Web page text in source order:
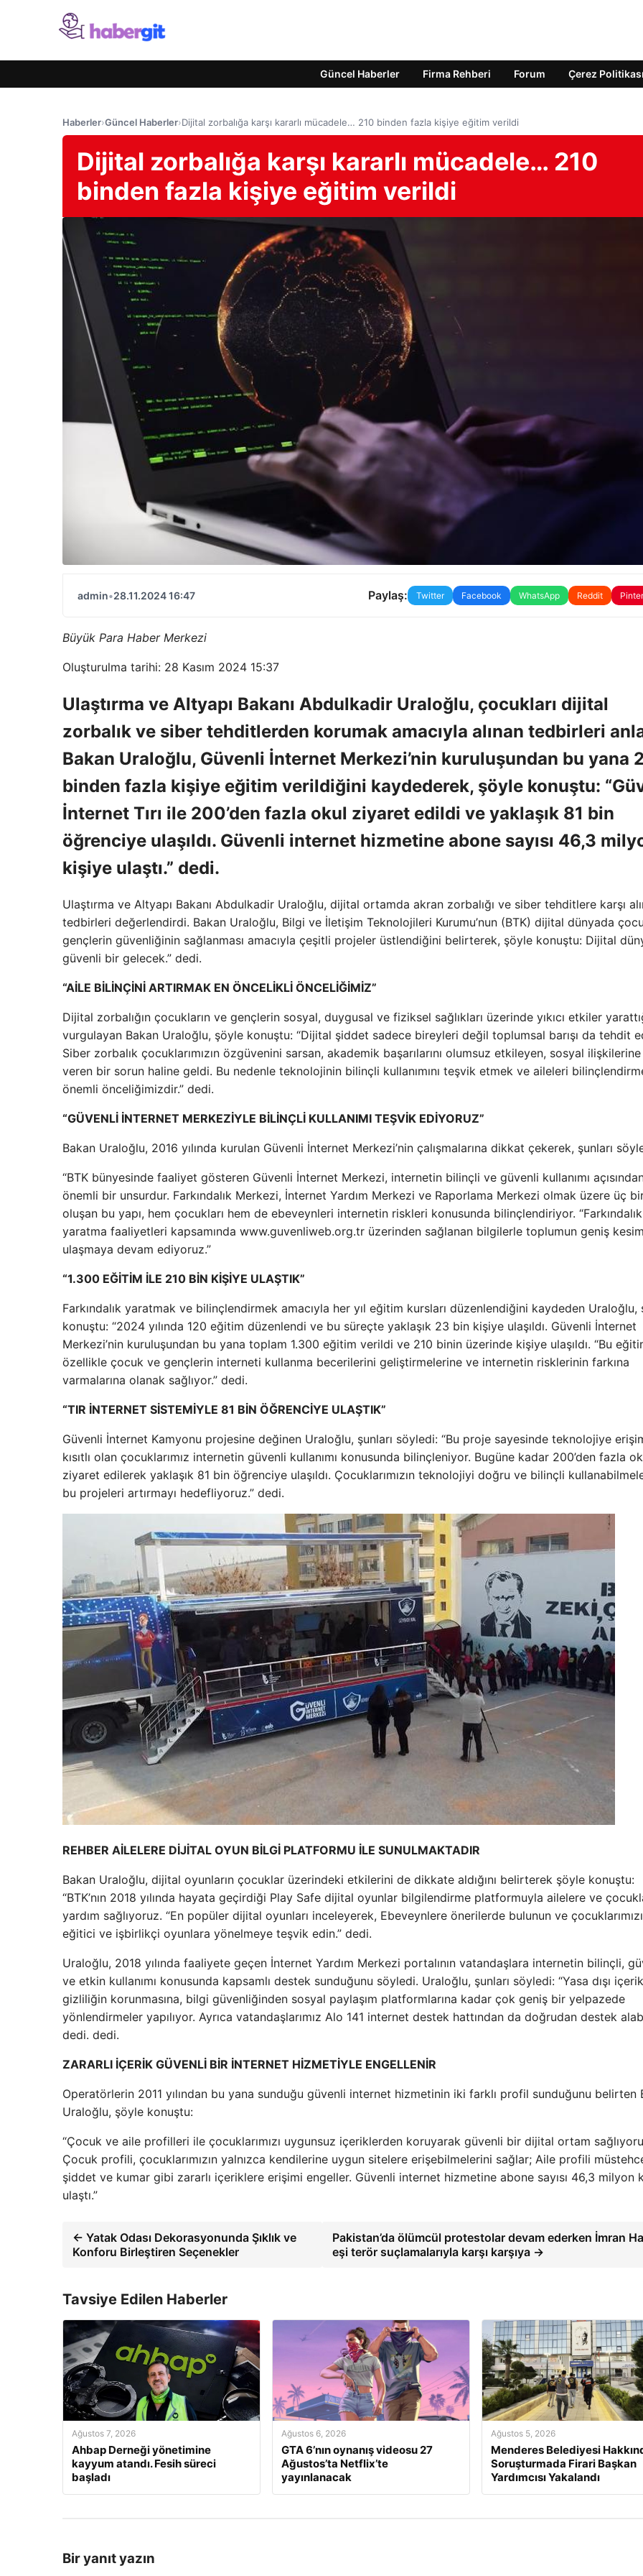
Güncel Haberler Firma Rehberi Forum Çerez
Haberler›Güncel Haberler›Dijital zorbalığa karşı kararlı mücadele… 210 binden fazla kişiye eğitim verildi
Dijital zorbalığa karşı kararlı mücadele… 210
binden fazla kişiye eğitim verildi
admin•28.11.2024 16:47 Paylaş: Twitter Facebook WhatsApp Reddit
Büyük Para Haber Merkezi
Oluşturulma tarihi: 28 Kasım 2024 15:37
Ulaştırma ve Altyapı Bakanı Abdulkadir Uraloğlu, çocukları dijital
zorbalık ve siber tehditlerden korumak amacıyla alınan tedbirleri
Bakan Uraloğlu, Güvenli İnternet Merkezi’nin kuruluşundan bu yana
binden fazla kişiye eğitim verildiğini kaydederek, şöyle konuştu:
İnternet Tırı ile 200’den fazla okul ziyaret edildi ve yaklaşık 81 bin
öğrenciye ulaşıldı. Güvenli internet hizmetine abone sayısı 46,3
kişiye ulaştı.” dedi.
Ulaştırma ve Altyapı Bakanı Abdulkadir Uraloğlu, dijital ortamda akran zorbalığı ve siber tehditlere karşı
tedbirleri değerlendirdi. Bakan Uraloğlu, Bilgi ve İletişim Teknolojileri Kurumu’nun (BTK) dijital dünyada
gençlerin güvenliğinin sağlanması amacıyla çeşitli projeler üstlendiğini belirterek, şöyle konuştu: Dijital
güvenli bir gelecek.” dedi.
“AİLE BİLİNÇİNİ ARTIRMAK EN ÖNCELİKLİ ÖNCELİĞİMİZ”
Dijital zorbalığın çocukların ve gençlerin sosyal, duygusal ve fiziksel sağlıkları üzerinde yıkıcı etkiler
vurgulayan Bakan Uraloğlu, şöyle konuştu: “Dijital şiddet sadece bireyleri değil toplumsal barışı da tehdit
Siber zorbalık çocuklarımızın özgüvenini sarsan, akademik başarılarını olumsuz etkileyen, sosyal
veren bir sorun haline geldi. Bu nedenle teknolojinin bilinçli kullanımını teşvik etmek ve aileleri
önemli önceliğimizdir.” dedi.
“GÜVENLİ İNTERNET MERKEZİYLE BİLİNÇLİ KULLANIMI TEŞVİK EDİYORUZ”
Bakan Uraloğlu, 2016 yılında kurulan Güvenli İnternet Merkezi’nin çalışmalarına dikkat çekerek, şunları
“BTK bünyesinde faaliyet gösteren Güvenli İnternet Merkezi, internetin bilinçli ve güvenli kullanımı
önemli bir unsurdur. Farkındalık Merkezi, İnternet Yardım Merkezi ve Raporlama Merkezi olmak üzere üç
oluşan bu yapı, hem çocukları hem de ebeveynleri internetin riskleri konusunda bilinçlendiriyor. “Farkındalık
yaratma faaliyetleri kapsamında www.guvenliweb.org.tr üzerinden sağlanan bilgilerle toplumun geniş
ulaşmaya devam ediyoruz.”
“1.300 EĞİTİM İLE 210 BİN KİŞİYE ULAŞTIK”
Farkındalık yaratmak ve bilinçlendirmek amacıyla her yıl eğitim kursları düzenlendiğini kaydeden Uraloğlu,
konuştu: “2024 yılında 120 eğitim düzenlendi ve bu süreçte yaklaşık 23 bin kişiye ulaşıldı. Güvenli İnternet
Merkezi’nin kuruluşundan bu yana toplam 1.300 eğitim verildi ve 210 binin üzerinde kişiye ulaşıldı. “Bu
özellikle çocuk ve gençlerin interneti kullanma becerilerini geliştirmelerine ve internetin risklerinin farkına
varmalarına olanak sağlıyor.” dedi.
“TIR İNTERNET SİSTEMİYLE 81 BİN ÖĞRENCİYE ULAŞTIK”
Güvenli İnternet Kamyonu projesine değinen Uraloğlu, şunları söyledi: “Bu proje sayesinde teknolojiye
kısıtlı olan çocuklarımız internetin güvenli kullanımı konusunda bilinçleniyor. Bugüne kadar 200’den fazla
ziyaret edilerek yaklaşık 81 bin öğrenciye ulaşıldı. Çocuklarımızın teknolojiyi doğru ve bilinçli
bu projeleri artırmayı hedefliyoruz.” dedi.
REHBER AİLELERE DİJİTAL OYUN BİLGİ PLATFORMU İLE SUNULMAKTADIR
Bakan Uraloğlu, dijital oyunların çocuklar üzerindeki etkilerini de dikkate aldığını belirterek şöyle konuştu:
“BTK’nın 2018 yılında hayata geçirdiği Play Safe dijital oyunlar bilgilendirme platformuyla ailelere ve
yardım sağlıyoruz. “En popüler dijital oyunları inceleyerek, Ebeveynlere önerilerde bulunun ve çocuklarımızı
eğitici ve işbirlikçi oyunlara yönelmeye teşvik edin.” dedi.
Uraloğlu, 2018 yılında faaliyete geçen İnternet Yardım Merkezi portalının vatandaşlara internetin bilinçli,
ve etkin kullanımı konusunda kapsamlı destek sunduğunu söyledi. Uraloğlu, şunları söyledi: “Yasa dışı
gizliliğin korunmasına, bilgi güvenliğinden sosyal paylaşım platformlarına kadar çok geniş bir yelpazede
yönlendirmeler yapılıyor. Ayrıca vatandaşlarımız Alo 141 internet destek hattından da doğrudan destek
dedi. dedi.
ZARARLI İÇERİK GÜVENLİ BİR İNTERNET HİZMETİYLE ENGELLENİR
Operatörlerin 2011 yılından bu yana sunduğu güvenli internet hizmetinin iki farklı profil sunduğunu belirten
Uraloğlu, şöyle konuştu:
“Çocuk ve aile profilleri ile çocuklarımızı uygunsuz içeriklerden koruyarak güvenli bir dijital ortam
Çocuk profili, çocuklarımızın yalnızca kendilerine uygun sitelere erişebilmelerini sağlar; Aile profili
şiddet ve kumar gibi zararlı içeriklere erişimi engeller. Güvenli internet hizmetine abone sayısı 46,3 milyon
ulaştı.”
← Yatak Odası Dekorasyonunda Şıklık ve
Konforu Birleştiren Seçenekler
Pakistan’da ölümcül protestolar devam ederken İmran
eşi terör suçlamalarıyla karşı karşıya →
Tavsiye Edilen Haberler
Ağustos 7, 2026
Ahbap Derneği yönetimine
kayyum atandı. Fesih süreci
başladı
Ağustos 6, 2026
GTA 6’nın oynanış videosu 27
Ağustos’ta Netflix’te
yayınlanacak
Ağustos 5, 2026
Menderes Belediyesi
Soruşturmada Firari Başkan
Yardımcısı Yakalandı
Bir yanıt yazın